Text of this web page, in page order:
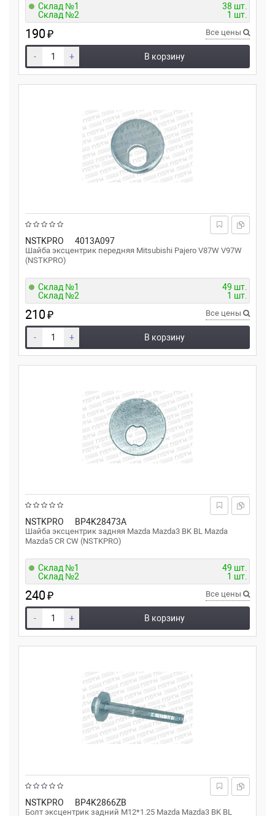
Склад №1
38 шт.
Склад №2
1 шт.
190₽ Все цены
- + В корзину
NSTKPRO 4013A097
Шайба эксцентрик передняя Mitsubishi Pajero V87W V97W
(NSTKPRO)
Склад №1
49 шт.
Склад №2
1 шт.
210₽ Все цены
- + В корзину
NSTKPRO BP4K28473A
Шайба эксцентрик задняя Mazda Mazda3 BK BL Mazda
Mazda5 CR CW (NSTKPRO)
Склад №1
49 шт.
Склад №2
1 шт.
240₽ Все цены
- + В корзину
NSTKPRO BP4K2866ZB
Болт эксцентрик задний M12*1.25 Mazda Mazda3 BK BL